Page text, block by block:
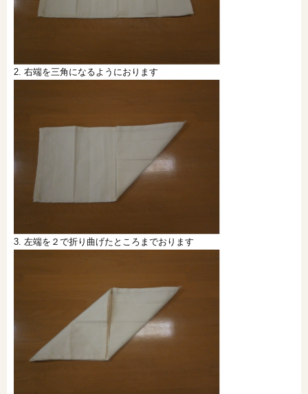
2. 右端を三角になるようにおります
3. 左端を２で折り曲げたところまでおります